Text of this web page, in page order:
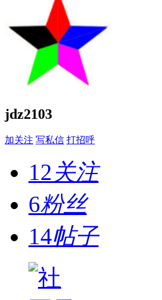
jdz2103
加关注 写私信 打招呼
12关注
6粉丝
14帖子